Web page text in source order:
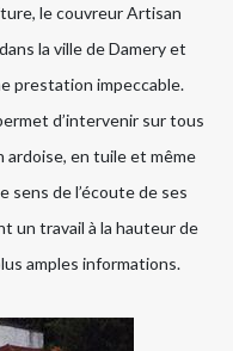
le couvreur Artisan
la ville de Damery et
prestation impeccable.
d’intervenir sur tous
ardoise, en tuile et même
de l’écoute de ses
un travail à la hauteur de
amples informations.